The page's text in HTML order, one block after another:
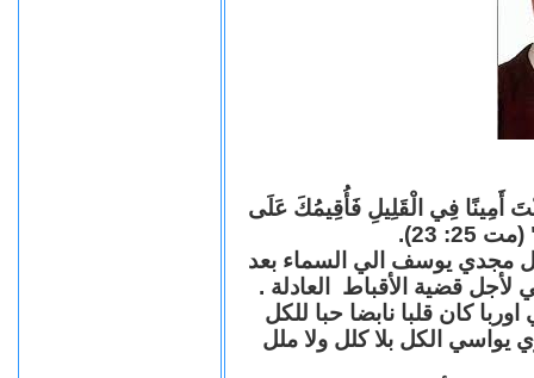
أَمِينًا فِي الْقَلِيلِ فَأُقِيمُكَ عَلَى
23).
مجدي يوسف الي السماء بعد
قضية الأقباط العادلة .
كان قلبا نابضا حبا للكل
يواسي الكل بلا كلل ولا ملل